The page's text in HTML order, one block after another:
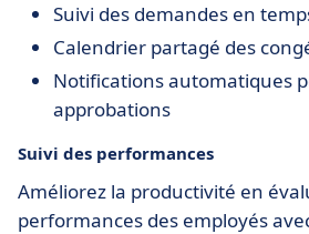
Suivi des demandes en
Calendrier partagé des
Notifications automatiques
approbations
Suivi des performances
Améliorez la productivité en
performances des employés